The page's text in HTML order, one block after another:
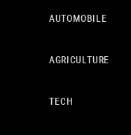
AUTOMOBILE
AGRICULTURE
TECH